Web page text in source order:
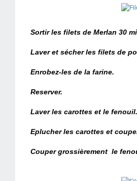
Sortir les filets de Merlan 30
Laver et sécher les filets de
Enrobez-les de la farine.
Reserver.
Laver les carottes et le fenouil.
Eplucher les carottes et
Couper grossièrement le